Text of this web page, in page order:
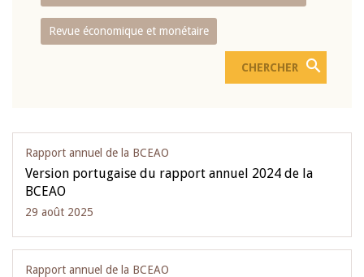
Revue économique et monétaire
Rapport annuel de la BCEAO
Version portugaise du rapport annuel 2024 de la
BCEAO
29 août 2025
Rapport annuel de la BCEAO